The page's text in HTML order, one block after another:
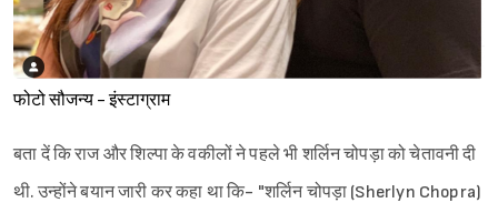
फोटो सौजन्य - इंस्टाग्राम
बता दें कि राज और शिल्पा के वकीलों ने पहले भी शर्लिन चोपड़ा को चेतावनी दी
थी. उन्होंने बयान जारी कर कहा था कि- "शर्लिन चोपड़ा (Sherlyn Chopra)